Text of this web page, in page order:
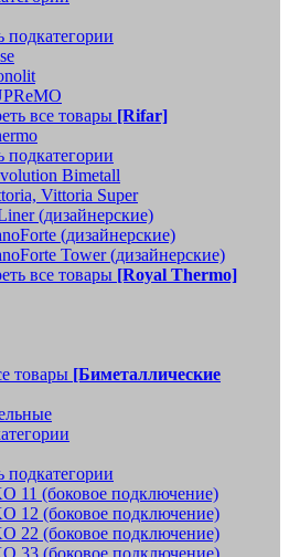
подкатегории
все товары [Rifar]
подкатегории
Bimetall
Vittoria Super
(дизайнерские)
(дизайнерские)
Tower (дизайнерские)
все товары [Royal Thermo]
товары [Биметаллические
подкатегории
11 (боковое подключение)
12 (боковое подключение)
22 (боковое подключение)
33 (боковое подключение)